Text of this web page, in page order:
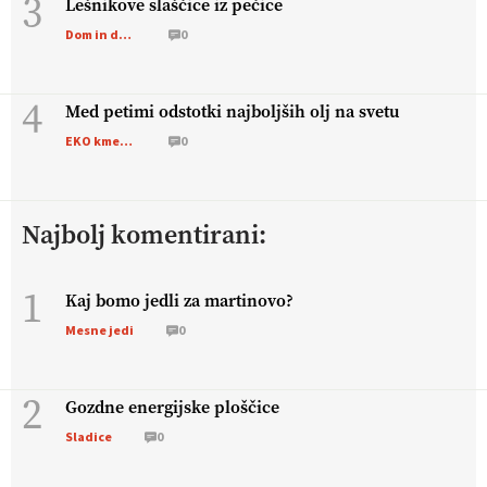
[EKOloško = LOGIČNO
15.07.2026
[EKOloško = LOGIČNO
] Zdravje rastlin je ključno za
prehransko varnost,
okolje in kakovost življenja. VEČ
3 Lešnikove slaščice iz pečice
Dom in družina 0
4 Med petimi odstotki najboljših olj na svetu
EKO kmetijstvo 0
Najbolj komentirani:
1 Kaj bomo jedli za martinovo?
Mesne jedi 0
2 Gozdne energijske ploščice
Sladice 0